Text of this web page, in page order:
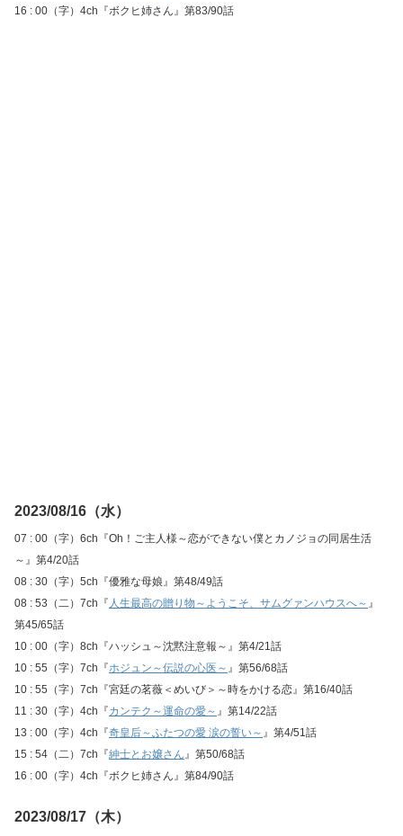
16 : 00（字）4ch『ボクヒ姉さん』第83/90話
2023/08/16（水）
07 : 00（字）6ch『Oh！ご主人様～恋ができない僕とカノジョの同居生活
～』第4/20話
08 : 30（字）5ch『優雅な母娘』第48/49話
08 : 53（二）7ch『 人生最高の贈り物～ようこそ、サムグァンハウスへ～ 』
第45/65話
10 : 00（字）8ch『ハッシュ～沈黙注意報～』第4/21話
10 : 55（字）7ch『ホジュン～伝説の心医～ 』第56/68話
10 : 55（字）7ch『宮廷の茗薇＜めいび＞～時をかける恋』第16/40話
11 : 30（字）4ch『カンテク～運命の愛～ 』第14/22話
13 : 00（字）4ch『奇皇后～ふたつの愛 涙の誓い～ 』第4/51話
15 : 54（二）7ch『紳士とお嬢さん』第50/68話
16 : 00（字）4ch『ボクヒ姉さん』第84/90話
2023/08/17（木）